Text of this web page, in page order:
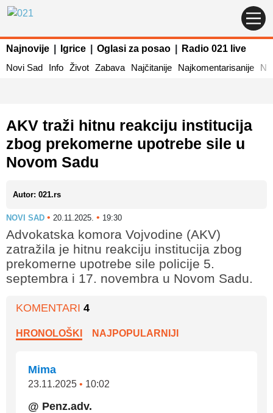
Najnovije Igrice Oglasi za posao
Radio 021 live
Novi Sad
Info Život Zabava Najčitanije Najkomentarisanije
AKV traži hitnu reakciju institucija
zbog prekomerne upotrebe sile u
Novom Sadu
Autor: 021.rs
NOVI SAD • 20.11.2025. • 19:30
Advokatska komora Vojvodine (AKV)
zatražila je hitnu reakciju institucija zbog
prekomerne upotrebe sile policije 5.
septembra i 17. novembra u Novom Sadu.
KOMENTARI 4
HRONOLOŠKI NAJPOPULARNIJI
Mima
23.11.2025 • 10:02
@ Penz.adv.